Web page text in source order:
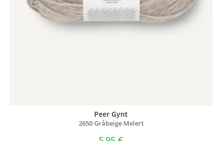
Peer Gynt
2650 Gråbeige Melert